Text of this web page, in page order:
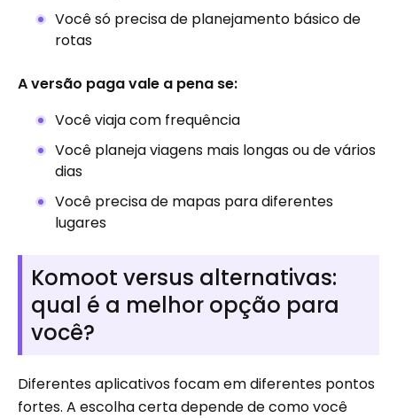
Você só precisa de planejamento básico de
rotas
A versão paga vale a pena se:
Você viaja com frequência
Você planeja viagens mais longas ou de vários
dias
Você precisa de mapas para diferentes
lugares
Komoot versus alternativas:
qual é a melhor opção para
você?
Diferentes aplicativos focam em diferentes pontos
fortes. A escolha certa depende de como você